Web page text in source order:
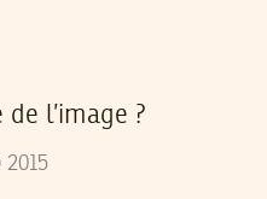
l’image ?
2015